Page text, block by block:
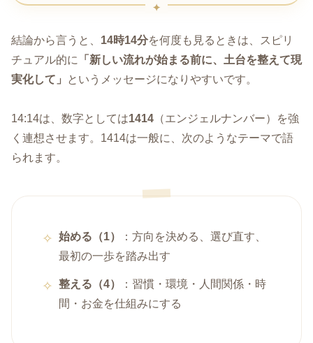
結論から言うと、 14時14分を何度も見るときは、スピリ
チュアル的に
「新しい流れが始まる前に、土台を整えて現
実化して」
というメッセージになりやすいです。
14:14は、数字としては1414 （エンジェルナンバー）を強
く連想させます。1414は一般に、次のようなテーマで語
られます。
始める（1）
：方向を決める、選び直す、
最初の一歩を踏み出す
整える（4）
：習慣・環境・人間関係・時
間・お金を仕組みにする